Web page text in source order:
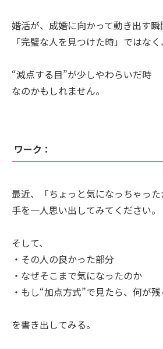
婚活が、成婚に向かって動き出す瞬
「完璧な人を見つけた時」ではなく、
“減点する目”が少しやわらいだ時
なのかもしれません。
ワーク：
最近、「ちょっと気になっちゃっ
手を一人思い出してみてください。
そして、
・その人の良かった部分
・なぜそこまで気になったのか
・もし“加点方式”で見たら、何が
を書き出してみる。